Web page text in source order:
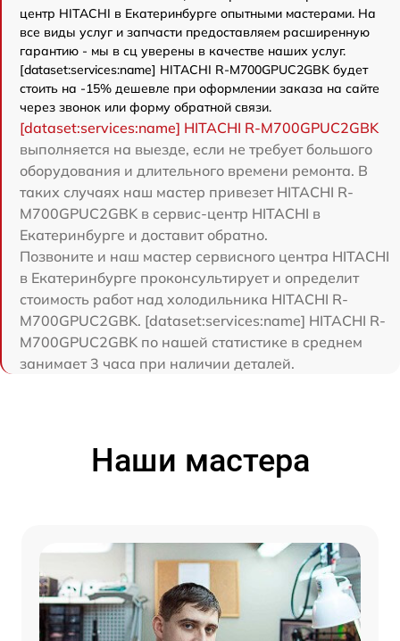
центр HITACHI в Екатеринбурге опытными мастерами. На
все виды услуг и запчасти предоставляем расширенную
гарантию - мы в сц уверены в качестве наших услуг.
[dataset:services:name] HITACHI R-M700GPUC2GBK будет
стоить на -15% дешевле при оформлении заказа на сайте
через звонок или форму обратной связи.
[dataset:services:name] HITACHI R-M700GPUC2GBK
выполняется на выезде, если не требует большого
оборудования и длительного времени ремонта. В
таких случаях наш мастер привезет HITACHI R-
M700GPUC2GBK в сервис-центр HITACHI в
Екатеринбурге и доставит обратно.
Позвоните и наш мастер сервисного центра HITACHI
в Екатеринбурге проконсультирует и определит
стоимость работ над холодильника HITACHI R-
M700GPUC2GBK. [dataset:services:name] HITACHI R-
M700GPUC2GBK по нашей статистике в среднем
занимает 3 часа при наличии деталей.
Наши мастера